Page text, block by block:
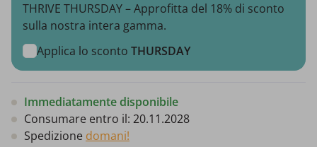
THRIVE THURSDAY – Approfitta del 18% di sconto
sulla nostra intera gamma.
Applica lo sconto THURSDAY
Immediatamente disponibile
Consumare entro il: 20.11.2028
Spedizione domani!